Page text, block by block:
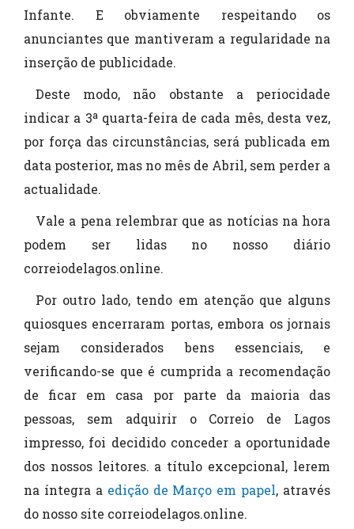
Infante. E obviamente respeitando os
anunciantes que mantiveram a regularidade na
inserção de publicidade.
Deste modo, não obstante a periocidade
indicar a 3ª quarta-feira de cada mês, desta vez,
por força das circunstâncias, será publicada em
data posterior, mas no mês de Abril, sem perder a
actualidade.
Vale a pena relembrar que as notícias na hora
podem ser lidas no nosso diário
correiodelagos.online.
Por outro lado, tendo em atenção que alguns
quiosques encerraram portas, embora os jornais
sejam considerados bens essenciais, e
verificando-se que é cumprida a recomendação
de ficar em casa por parte da maioria das
pessoas, sem adquirir o Correio de Lagos
impresso, foi decidido conceder a oportunidade
dos nossos leitores. a título excepcional, lerem
na íntegra a edição de Março em papel, através
do nosso site correiodelagos.online.